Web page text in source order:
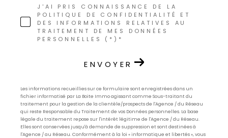
J'AI PRIS CONNAISSANCE DE LA
POLITIQUE DE CONFIDENTIALITÉ ET
DES INFORMATIONS RELATIVES AU
TRAITEMENT DE MES DONNÉES
PERSONNELLES (*)*
ENVOYER
Les informations recueillies sur ce formulaire sont enregistrées dans un
fichier informatisé par La Boite Immo agissant comme Sous-traitant du
traitement pour la gestion de la clientèle/prospects de l'Agence / du Réseau
qui reste Responsable du Traitement de vos Données personnelles. La base
légale du traitement repose sur l'intérêt légitime de l'Agence / du Réseau.
Elles sont conservées jusqu'à demande de suppression et sont destinées à
l'Agence / au Réseau. Conformément à la loi « informatique et libertés », vous